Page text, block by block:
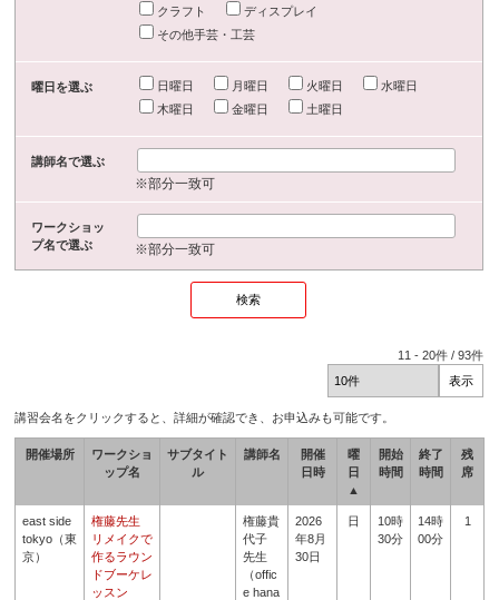
クラフト
ディスプレイ
その他手芸・工芸
曜日を選ぶ 日曜日 月曜日 火曜日
水曜日
木曜日
金曜日 土曜日
講師名で選ぶ
※部分一致可
ワークショッ
プ名で選ぶ
※部分一致可
11 -20件 /93件
講習会名をクリックすると、詳細が確認でき、お申込みも可能です。
開催場所
ワークショ
ップ名
サブタイト
ル
講師名
開催
日時
曜
日
▲
開始
時間
終了
時間
残
席
east side
tokyo（東
京）
権藤先生
リメイクで
作るラウン
ドブーケレ
ッスン
権藤貴
代子
先生
（offic
e hana
2026
年8月
30日
日
10時
30分
14時
00分
1